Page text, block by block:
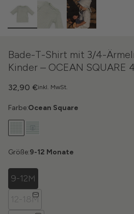
Bade-T-Shirt mit 3/4-
Kinder – OCEAN SQUARE
inkl. MwSt.
32,90 €
Farbe:Ocean Square
Größe:9-12 Monate
9-12M
12-18M